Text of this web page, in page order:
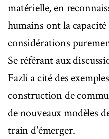
matérielle, en
humains ont la
considérations
Se référant aux
Fazli a cité des
construction de
de nouveaux modèles
train d'émerger.